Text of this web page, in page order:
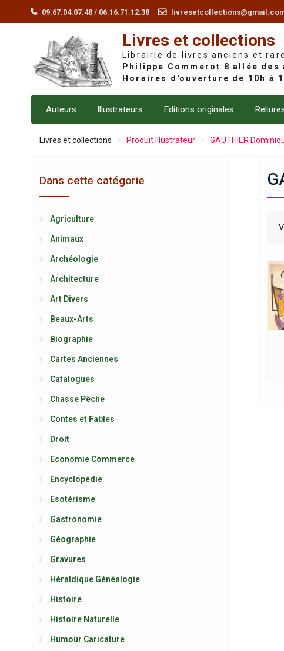
09.67.04.07.48 / 06.16.71.12.38
Livres et collections
Librairie de livres anciens et
Auteurs Illustrateurs Editions originales
Livres et collections Produit Illustrateur GAUTHIER
Dans cette catégorie
Agriculture
Animaux
Archéologie
Architecture
Art Divers
Beaux-Arts
Biographie
Cartes Anciennes
Catalogues
Chasse Pêche
Contes et Fables
Droit
Economie Commerce
Encyclopédie
Esotérisme
Gastronomie
Géographie
Gravures
Héraldique Généalogie
Histoire
Histoire Naturelle
Humour Caricature